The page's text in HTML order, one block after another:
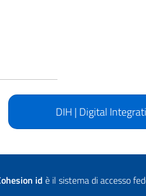
DIH | Digital
id è il sistema di accesso